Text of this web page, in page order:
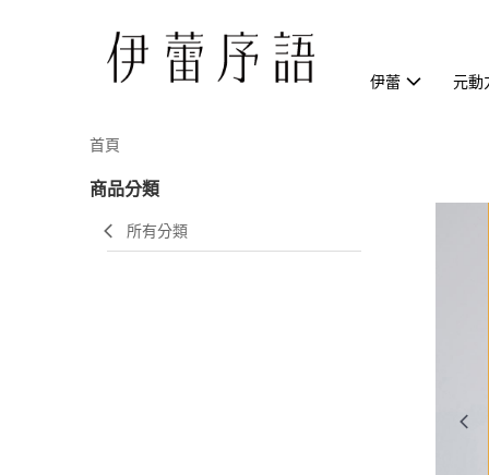
伊蕾 元動
首頁
商品分類
所有分類